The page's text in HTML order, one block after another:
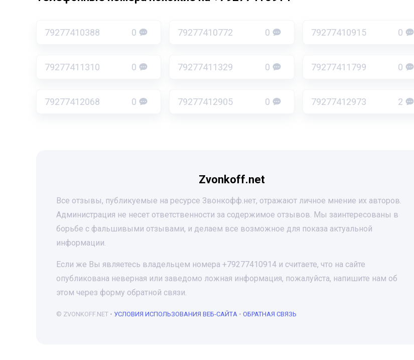
79277410388 0 79277410772 0 79277410915 0
79277411310 0 79277411329 0 79277411799 0
79277412068 0 79277412905 0 79277412973 2
Zvonkoff.net
Все отзывы, публикуемые на ресурсе Звонкофф.нет, отражают личное мнение их авторов.
Администрация не несет ответственности за содержимое отзывов. Мы заинтересованы в
борьбе с фальшивыми отзывами, и делаем все возможное для показа актуальной
информации.
Если же Вы являетесь владельцем номера +79277410914 и считаете, что на сайте
опубликована неверная или заведомо ложная информация, пожалуйста, напишите нам об
этом через форму обратной связи.
© ZVONKOFF.NET • УСЛОВИЯ ИСПОЛЬЗОВАНИЯ ВЕБ-САЙТА • ОБРАТНАЯ СВЯЗЬ